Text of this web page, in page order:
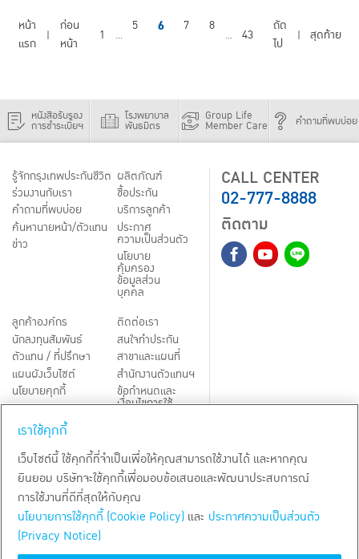
หน้า
แรก
|
ก่อน
หน้า
1 ...
5 6 7 8
... 43
ถัด
ไป
| สุดท้าย
หนังสือรับรอง
การชำระเบี้ยฯ
โรงพยาบาล
พันธมิตร
Group Life
Member Care คำถามที่พบบ่อย
รู้จักกรุงเทพประกันชีวิต
ร่วมงานกับเรา
คำถามที่พบบ่อย
ค้นหานายหน้า/ตัวแทน
ข่าว
ผลิตภัณฑ์
ชื้อประกัน
บริการลูกค้า
ประกาศ
ความเป็นส่วนตัว
นโยบาย
คุ้มครอง
ข้อมูลส่วน
บุคคล
ลูกค้าองค์กร
นักลงทุนสัมพันธ์
ตัวแทน / ที่ปรึกษา
แผนผังเว็บไซต์
นโยบายคุกกี้
Third-Party Notices
ติดต่อเรา
สนใจทำประกัน
สาขาและแผนที่
สำนักงานตัวแทนฯ
ข้อกำหนดและ
เงื่อนไขการใช้
CALL CENTER
02-777-8888
ติดตาม
TH EN
สงวนลิขสิทธิ์ พ.ศ.2569
เราใช้คุกกี้
เว็บไซต์นี้ ใช้คุกกี้ที่จำเป็นเพื่อให้คุณสามารถใช้งานได้ และหากคุณ
ยินยอม บริษัทจะใช้คุกกี้เพื่อมอบข้อเสนอและพัฒนาประสบการณ์
การใช้งานที่ดีที่สุดให้กับคุณ
นโยบายการใช้คุกกี้ (Cookie Policy) และ ประกาศความเป็นส่วนตัว
(Privacy Notice)